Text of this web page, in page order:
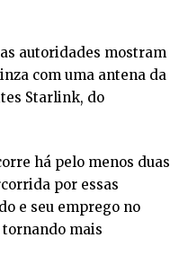
autoridades mostram
com uma antena da
Starlink, do
há pelo menos duas
por essas
e seu emprego no
mais